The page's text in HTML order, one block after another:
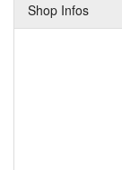
Shop Infos